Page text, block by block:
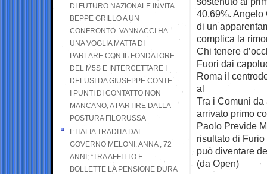
40,69%. Angelo
di un
complica la
Chi tenere
Fuori dai
Roma il
al
Tra i Comuni da
arrivato primo
Paolo Previde
risultato di
può diventare
(da Open)
DI FUTURO NAZIONALE INVITA
BEPPE GRILLO A UN
CONFRONTO. VANNACCI HA
UNA VOGLIA MATTA DI
PARLARE CON IL FONDATORE
DEL M5S E INTERCETTARE I
DELUSI DA GIUSEPPE CONTE.
I PUNTI DI CONTATTO NON
MANCANO, A PARTIRE DALLA
POSTURA FILORUSSA
L’ITALIA TRADITA DAL
GOVERNO MELONI. ANNA , 72
ANNI; “TRA AFFITTO E
BOLLETTE LA PENSIONE DURA